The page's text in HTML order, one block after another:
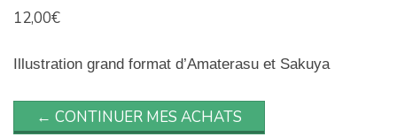
12,00€
Illustration grand format d’Amaterasu et Sakuya
← CONTINUER MES ACHATS